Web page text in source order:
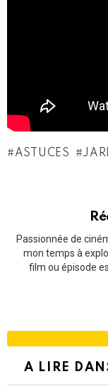
ASTUCES
Passionnée de
mon temps à
film ou épisode
A LIRE